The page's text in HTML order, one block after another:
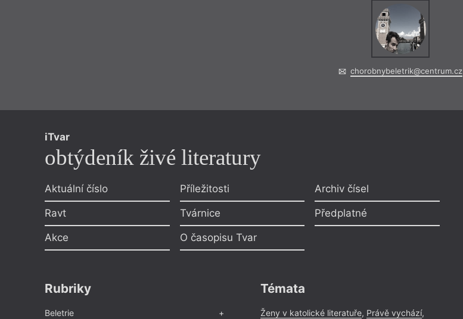
chorobnybeletrik@centrum.cz
iTvar
obtýdeník živé literatury
Aktuální číslo
Ravt
Akce
Příležitosti
Tvárnice
O časopisu Tvar
Archiv čísel
Předplatné
Rubriky
Beletrie
Témata
Ženy v katolické literatuře, Právě vychází,